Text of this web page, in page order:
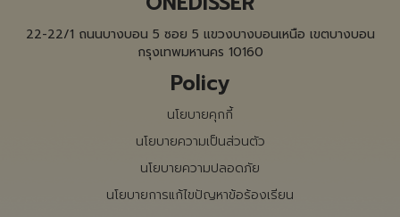
22-22/1 ถนนบางบอน 5 ซอย 5 แขวงบางบอนเหนือ เขตบางบอน
กรุงเทพมหานคร 10160
Policy
นโยบายคุกกี้
นโยบายความเป็นส่วนตัว
นโยบายความปลอดภัย
นโยบายการแก้ไขปัญหาข้อร้องเรียน